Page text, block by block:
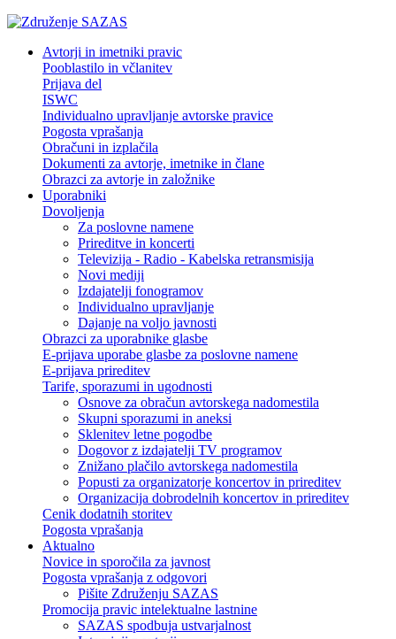
Avtorji in imetniki pravic
Pooblastilo in včlanitev
Prijava del
ISWC
Individualno upravljanje avtorske pravice
Pogosta vprašanja
Obračuni in izplačila
Dokumenti za avtorje, imetnike in člane
Obrazci za avtorje in založnike
Uporabniki
Dovoljenja
Za poslovne namene
Prireditve in koncerti
Televizija - Radio - Kabelska retransmisija
Novi mediji
Izdajatelji fonogramov
Individualno upravljanje
Dajanje na voljo javnosti
Obrazci za uporabnike glasbe
E-prijava uporabe glasbe za poslovne namene
E-prijava prireditev
Tarife, sporazumi in ugodnosti
Osnove za obračun avtorskega nadomestila
Skupni sporazumi in aneksi
Sklenitev letne pogodbe
Dogovor z izdajatelji TV programov
Znižano plačilo avtorskega nadomestila
Popusti za organizatorje koncertov in prireditev
Organizacija dobrodelnih koncertov in prireditev
Cenik dodatnih storitev
Pogosta vprašanja
Aktualno
Novice in sporočila za javnost
Pogosta vprašanja z odgovori
Pišite Združenju SAZAS
Promocija pravic intelektualne lastnine
SAZAS spodbuja ustvarjalnost